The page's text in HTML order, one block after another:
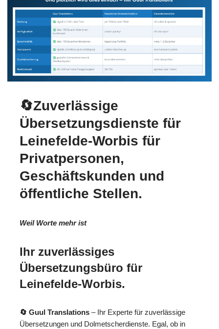
🔄Zuverlässige
Übersetzungsdienste für
Leinefelde-Worbis für
Privatpersonen,
Geschäftskunden und
öffentliche Stellen.
Weil Worte mehr ist
Ihr zuverlässiges
Übersetzungsbüro für
Leinefelde-Worbis.
🔄 Guul Translations – Ihr Experte für zuverlässige
Übersetzungen und Dolmetscherdienste. Egal, ob in